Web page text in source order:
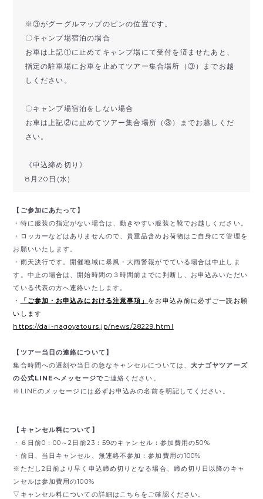
※③がグーグルマップのピンの位置です。
〇キャンプ場宿泊の場合
お車は上記①に止めてキャンプ場にて受付を済ませたあと、
指定の駐車場にお車を止めてツアー集合場所（③）までお越
しください。
〇キャンプ場宿泊をしない場合
お車は上記②に止めてツアー集合場所（③）までお越しくだ
さい。
《申込締め切り》
8月20日(水)
【ご参加にあたって】
・特に服装の指定がない場合は、動きやすい服装と靴でお越しください。
・ロッカーなどはありませんので、貴重品含めお荷物はご自身にて管理を
お願いいたします。
・雨天決行です。開催地域に暴風・大雨警報がでている場合は中止しま
す。中止の場合は、開始時間の３時間前までに判断し、お申込みいただい
ている代表の方へ連絡いたします。
・
「ご参加・お申込みにおける注意事項」 をお申込み前に必ずご一読お願
いします
https://dai-nagoyatours.jp/news/28229.html
【ツアー当日の連絡について】
集合時間への遅刻や当日の急なキャンセルについては、 大ナゴヤツアーズ
の公式LINEへメッセージでご連絡ください。
※LINEのメッセージには必ずお申込みの名前を明記してください。
【キャンセル料について】
・６日前0：00～2日前23：59のキャンセル：参加費用の50%
・前日、当日キャンセル、無連絡不参加：参加費用の100%
※ただし2日前より早く申込締め切りとなる場合、締め切り日以降のキャ
ンセルは参加費用の100%
▽キャンセル料についての詳細はこちらをご確認ください。